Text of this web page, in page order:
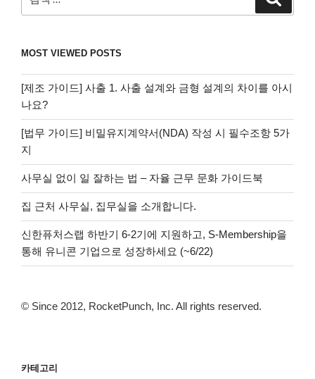
색:
MOST VIEWED POSTS
[제조 가이드] 사출 1. 사출 설계와 금형 설계의 차이를 아시
나요?
[법무 가이드] 비밀유지계약서(NDA) 작성 시 필수조항 5가
지
사무실 없이 일 잘하는 법 – 자율 근무 문화 가이드북
집 근처 사무실, 집무실을 소개합니다.
신한퓨처스랩 하반기 6-2기에 지원하고, S-Membership을
통해 유니콘 기업으로 성장하세요 (~6/22)
© Since 2012, RocketPunch, Inc. All rights reserved.
카테고리